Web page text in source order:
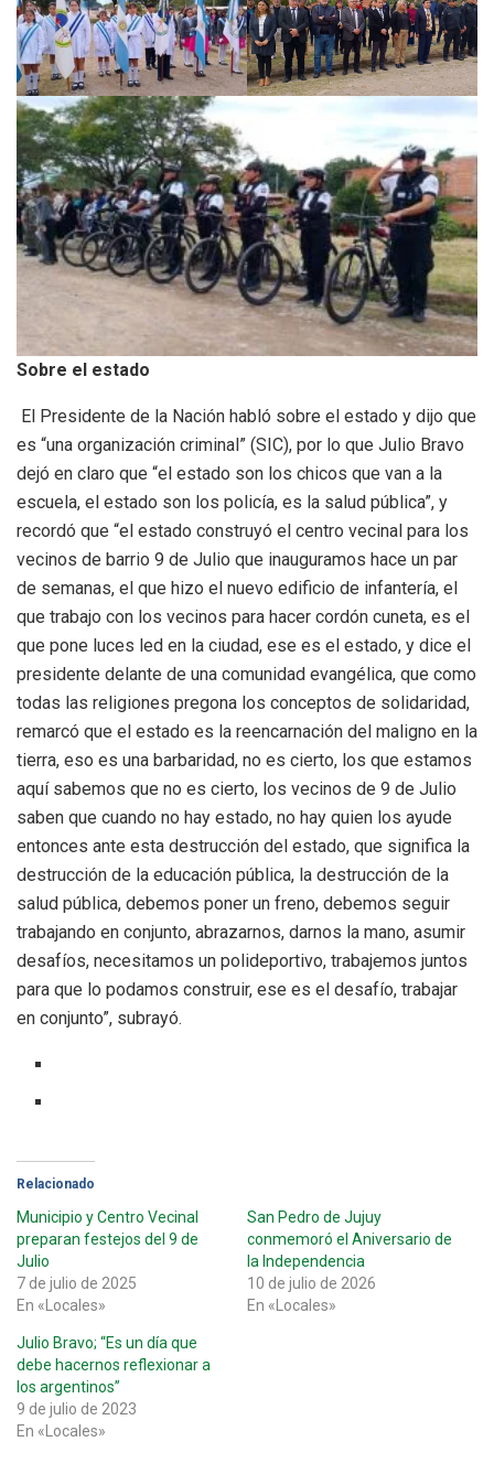
Sobre el estado
El Presidente de la Nación habló sobre el estado y dijo que
es “una organización criminal” (SIC), por lo que Julio Bravo
dejó en claro que “el estado son los chicos que van a la
escuela, el estado son los policía, es la salud pública”, y
recordó que “el estado construyó el centro vecinal para los
vecinos de barrio 9 de Julio que inauguramos hace un par
de semanas, el que hizo el nuevo edificio de infantería, el
que trabajo con los vecinos para hacer cordón cuneta, es el
que pone luces led en la ciudad, ese es el estado, y dice el
presidente delante de una comunidad evangélica, que como
todas las religiones pregona los conceptos de solidaridad,
remarcó que el estado es la reencarnación del maligno en la
tierra, eso es una barbaridad, no es cierto, los que estamos
aquí sabemos que no es cierto, los vecinos de 9 de Julio
saben que cuando no hay estado, no hay quien los ayude
entonces ante esta destrucción del estado, que significa la
destrucción de la educación pública, la destrucción de la
salud pública, debemos poner un freno, debemos seguir
trabajando en conjunto, abrazarnos, darnos la mano, asumir
desafíos, necesitamos un polideportivo, trabajemos juntos
para que lo podamos construir, ese es el desafío, trabajar
en conjunto”, subrayó.
Relacionado
Municipio y Centro Vecinal
preparan festejos del 9 de
Julio
7 de julio de 2025
En «Locales»
San Pedro de Jujuy
conmemoró el Aniversario de
la Independencia
10 de julio de 2026
En «Locales»
Julio Bravo; “Es un día que
debe hacernos reflexionar a
los argentinos”
9 de julio de 2023
En «Locales»